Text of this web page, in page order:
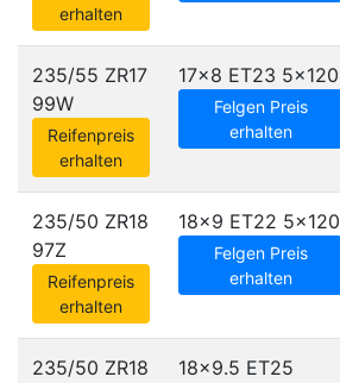
erhalten
235/55 ZR17
99W
Reifenpreis
erhalten
17x8 ET23 5x120
Felgen Preis
erhalten
235/50 ZR18
97Z
Reifenpreis
erhalten
18x9 ET22 5x120
Felgen Preis
erhalten
235/50 ZR18 18x9.5 ET25